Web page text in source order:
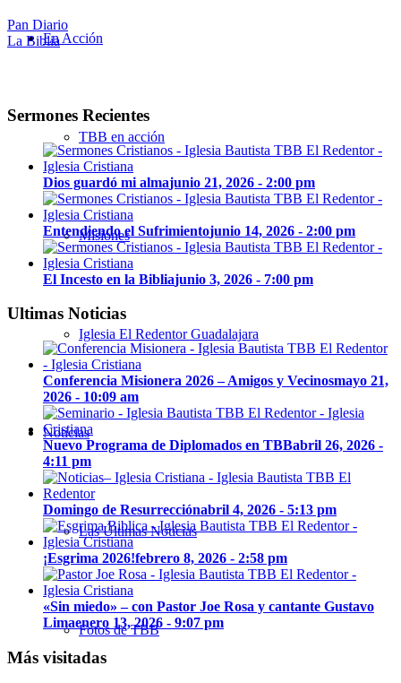
En Acción
TBB en acción
Misiones
Iglesia El Redentor Guadalajara
Noticias
Las Últimas Noticias
Fotos de TBB
Pan Diario
La Biblia
Sermones Recientes
Dios guardó mi almajunio 21, 2026 - 2:00 pm
Entendiendo el Sufrimientojunio 14, 2026 - 2:00 pm
El Incesto en la Bibliajunio 3, 2026 - 7:00 pm
Ultimas Noticias
Conferencia Misionera 2026 – Amigos y Vecinosmayo 21,
2026 - 10:09 am
Nuevo Programa de Diplomados en TBBabril 26, 2026 -
4:11 pm
Domingo de Resurrecciónabril 4, 2026 - 5:13 pm
¡Esgrima 2026!febrero 8, 2026 - 2:58 pm
«Sin miedo» – con Pastor Joe Rosa y cantante Gustavo
Limaenero 13, 2026 - 9:07 pm
Más visitadas